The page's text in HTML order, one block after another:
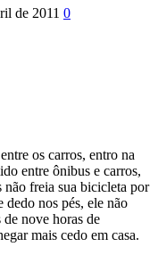
de 2011 0
os carros, entro na
entre ônibus e carros,
freia sua bicicleta por
dedo nos pés, ele não
nove horas de
mais cedo em casa.